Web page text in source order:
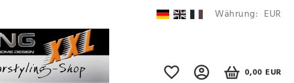
Währung: EUR
0,00 EUR